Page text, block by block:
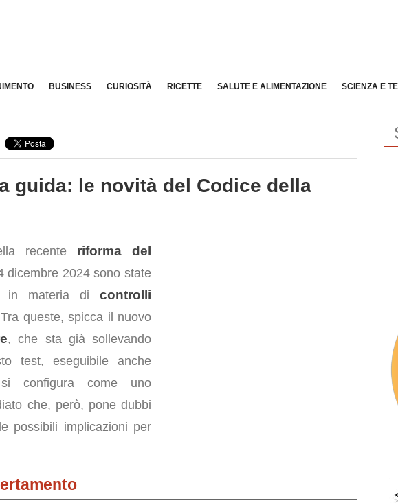
BUSINESS CURIOSITÀ RICETTE SALUTE E ALIMENTAZIONE SCIENZA E
guida: le novità del Codice della
recente riforma del
dicembre 2024 sono state
in materia di controlli
queste, spicca il nuovo
, che sta già sollevando
test, eseguibile anche
configura come uno
che, però, pone dubbi
possibili implicazioni per